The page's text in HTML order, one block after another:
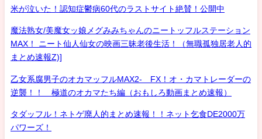
米が泣いた！認知症鬱病60代のラストサイト絶賛！公開中
魔法熟女/美魔女ッ娘メグみみちゃんのニートッフルステーション
MAX！ ニート仙人仙女の映画三昧老後生活！（無職孤独居老人的
まとめ速報Z)]
乙女系腐男子のオカマッフルMAX2- FX！オ・カマトレーダーの
逆襲！！ 極道のオカマたち編（おもしろ動画まとめ速報）
タダッフル！ネトゲ廃人的まとめ速報！！ネット乞食DE2000万
パワーズ！